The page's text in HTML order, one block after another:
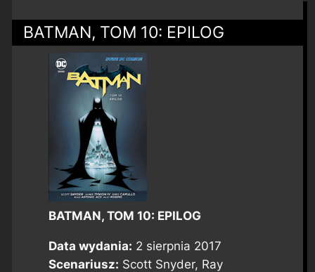
BATMAN, TOM 10: EPILOG
BATMAN, TOM 10: EPILOG
Data wydania: 2 sierpnia 2017
Scenariusz: Scott Snyder, Ray